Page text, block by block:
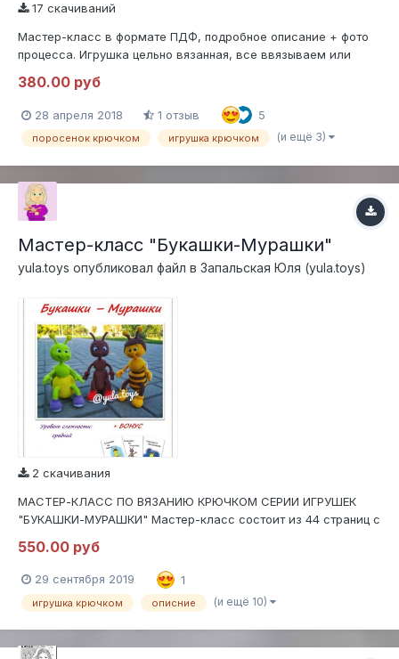
17 скачиваний
Мастер-класс в формате ПДФ, подробное описание + фото
процесса. Игрушка цельно вязанная, все ввязываем или
стоит очень уверенно. Без акции
380.00 руб
28 апреля 2018 1 отзыв 5
поросенок крючком игрушка крючком (и ещё 3)
Мастер-класс "Букашки-Мурашки"
yula.toys опубликовал файл в Запальская Юля (yula.toys)
2 скачивания
МАСТЕР-КЛАСС ПО ВЯЗАНИЮ КРЮЧКОМ СЕРИИ ИГРУШЕК
"БУКАШКИ-МУРАШКИ" Мастер-класс состоит из 44 страниц с
входит полное описание вязания трех игрушек, оформление,
сборка, утяжка. Содержит 159 фотографий процесса вязания
и оформления....
550.00 руб
29 сентября 2019 1
игрушка крючком описние (и ещё 10)